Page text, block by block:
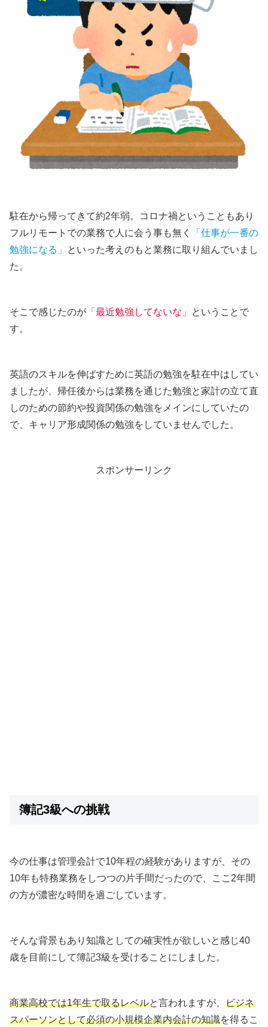
駐在から帰ってきて約2年弱。コロナ禍ということもあり
フルリモートでの業務で人に会う事も無く
「仕事が一番の
勉強になる」
といった考えのもと業務に取り組んでいまし
た。
そこで感じたのが 「最近勉強してないな」
ということで
す。
英語のスキルを伸ばすために英語の勉強を駐在中はしてい
ましたが、帰任後からは業務を通じた勉強と家計の立て直
しのための節約や投資関係の勉強をメインにしていたの
で、キャリア形成関係の勉強をしていませんでした。
スポンサーリンク
簿記3級への挑戦
今の仕事は管理会計で10年程の経験がありますが、その
10年も特務業務をしつつの片手間だったので、ここ2年間
の方が濃密な時間を過ごしています。
そんな背景もあり知識としての確実性が欲しいと感じ40
歳を目前にして簿記3級を受けることにしました。
商業高校では1年生で取るレベルと言われますが、 ビジネ
スパーソンとして必須の小規模企業内会計の知識を得るこ